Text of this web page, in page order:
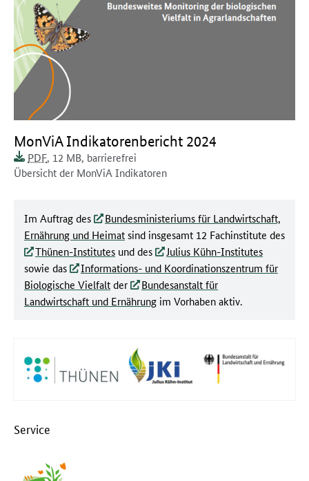
Dokument zum runterladen:
MonViA Indikatorenbericht 2024
Dokumentenformat:
PDFDokumentengröße:
, 12 MB
Barrierefreiheit:
Dieses Dokument ist
, barrierefrei
Dokumentenbeschreibung:
Übersicht der MonViA Indikatoren
Im Auftrag des
Bundesministeriums für Landwirtschaft,
Ernährung und Heimatsind insgesamt 12 Fachinstitute des
Thünen-Institutes und des
Julius Kühn-Institutes
sowie das
Informations- und Koordinationszentrum für
Biologische Vielfaltder
Bundesanstalt für
Landwirtschaft und Ernährung im Vorhaben aktiv.
Service